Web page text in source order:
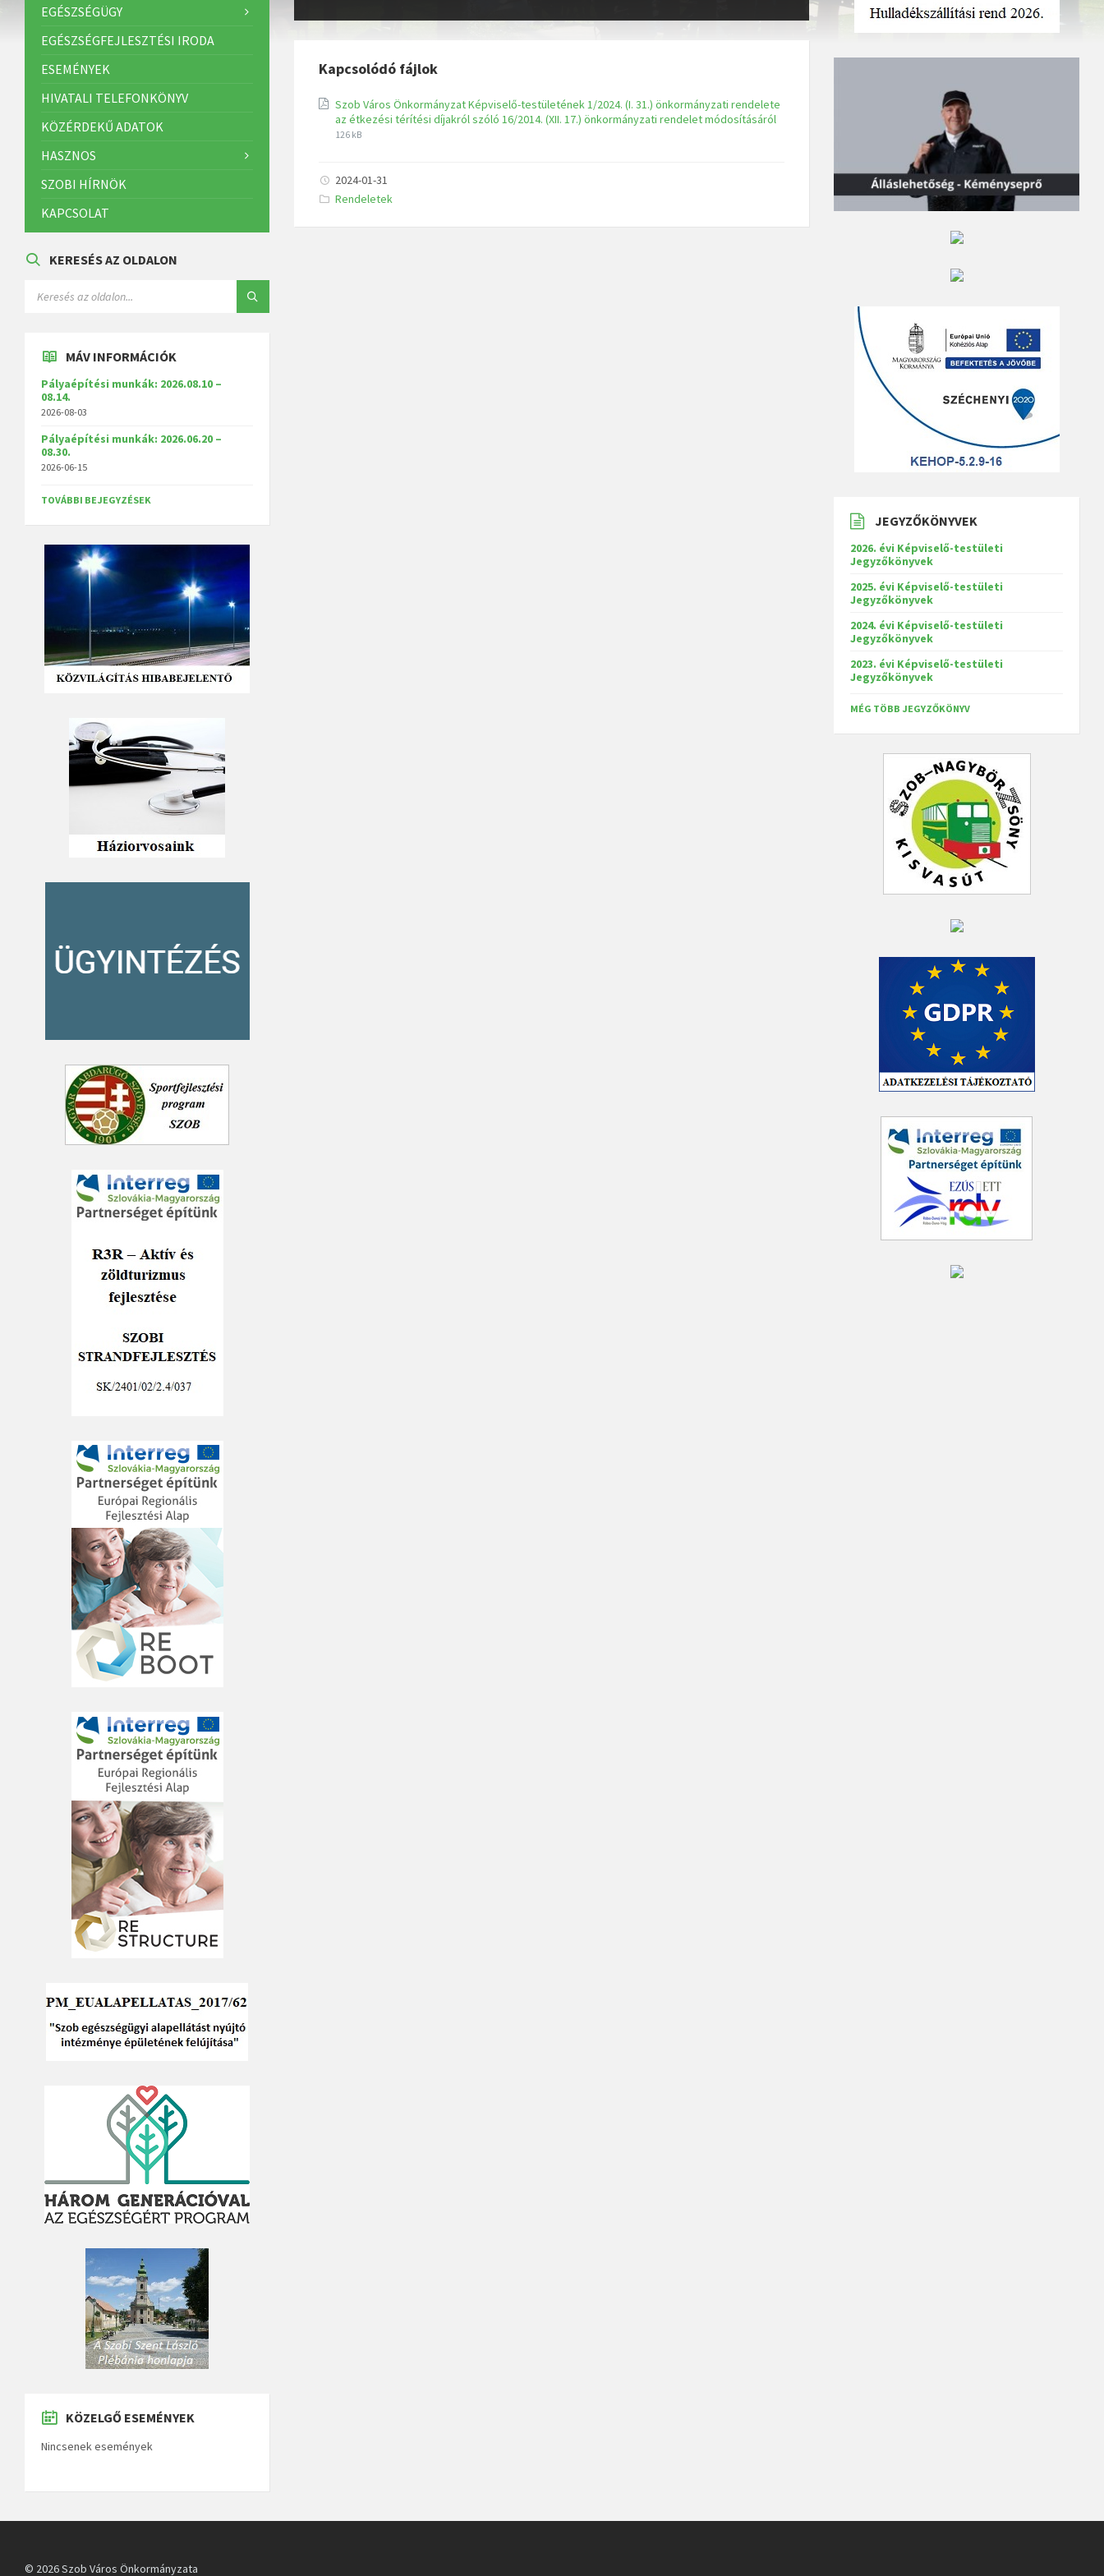
Kapcsolódó fájlok
Szob Város Önkormányzat Képviselő-testületének 1/2024. (I. 31.) önkormányzati rendelete
az étkezési térítési díjakról szóló 16/2014. (XII. 17.) önkormányzati rendelet módosításáról
126 kB
2024-01-31
K
Rendeletek
EGÉSZSÉGÜGY
EGÉSZSÉGFEJLESZTÉSI IRODA
ESEMÉNYEK
HIVATALI TELEFONKÖNYV
KÖZÉRDEKŰ ADATOK
HASZNOS
SZOBI HÍRNÖK
KAPCSOLAT
KERESÉS AZ OLDALON
MÁV INFORMÁCIÓK
Pályaépítési munkák: 2026.08.10 –
08.14.
2026-08-03
Pályaépítési munkák: 2026.06.20 –
08.30.
2026-06-15
TOVÁBBI BEJEGYZÉSEK
KÖZELGŐ ESEMÉNYEK
Nincsenek események
JEGYZŐKÖNYVEK
2026. évi Képviselő-testületi
Jegyzőkönyvek
2025. évi Képviselő-testületi
Jegyzőkönyvek
2024. évi Képviselő-testületi
Jegyzőkönyvek
2023. évi Képviselő-testületi
Jegyzőkönyvek
MÉG TÖBB JEGYZŐKÖNYV
© 2026 Szob Város Önkormányzata